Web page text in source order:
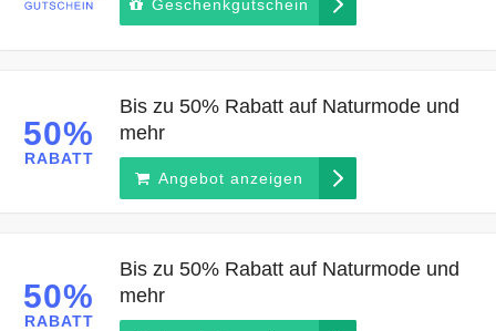
Geschenkgutschein
50%
RABATT
Bis zu 50% Rabatt auf Naturmode und
mehr
Angebot anzeigen
50%
RABATT
Bis zu 50% Rabatt auf Naturmode und
mehr